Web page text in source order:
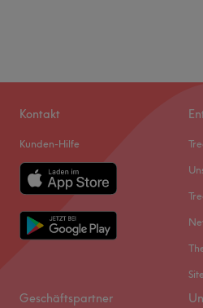
Kontakt
Kunden-Hilfe
Geschäftspartner